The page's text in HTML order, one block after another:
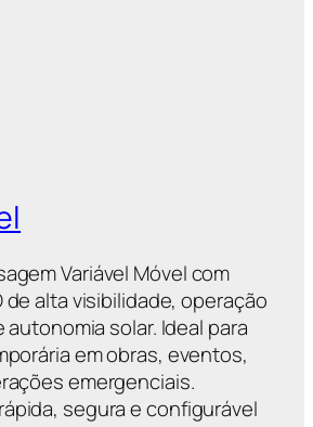
Variável Móvel com
de alta visibilidade, operação
autonomia solar. Ideal para
em obras, eventos,
emergenciais.
segura e configurável